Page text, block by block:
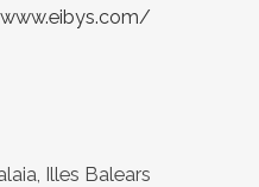
Illes Balears